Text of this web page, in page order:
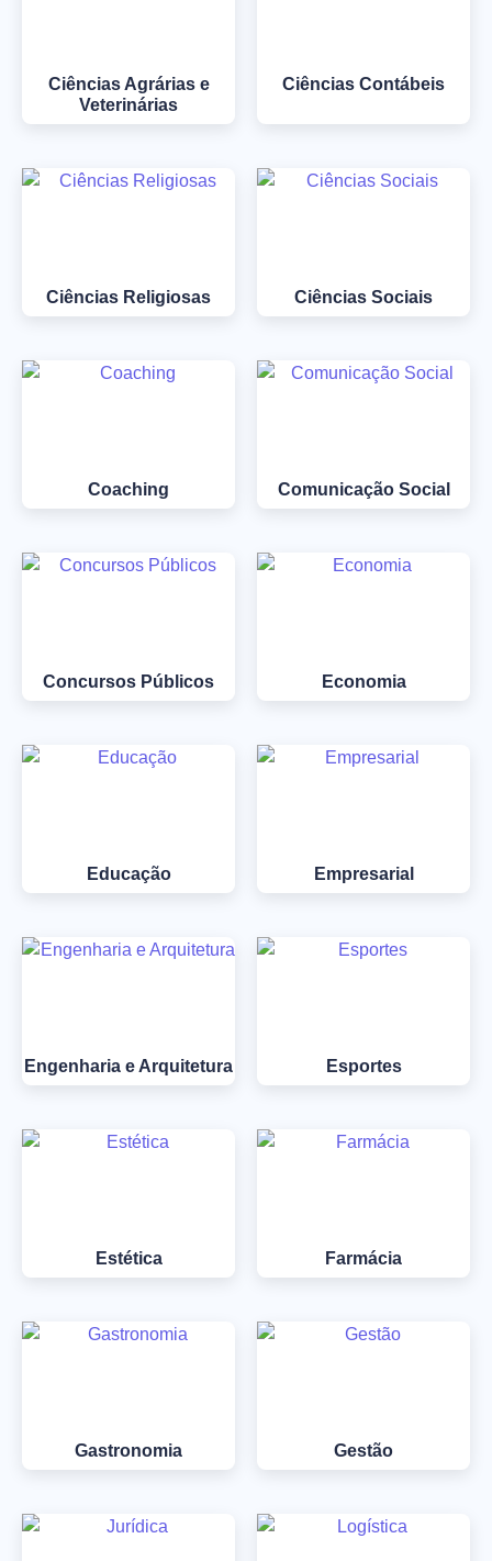
Ciências Agrárias e
Veterinárias
Ciências Contábeis
Ciências Religiosas Ciências Sociais
Coaching Comunicação Social
Concursos Públicos Economia
Educação Empresarial
Engenharia e Arquitetura Esportes
Estética Farmácia
Gastronomia Gestão